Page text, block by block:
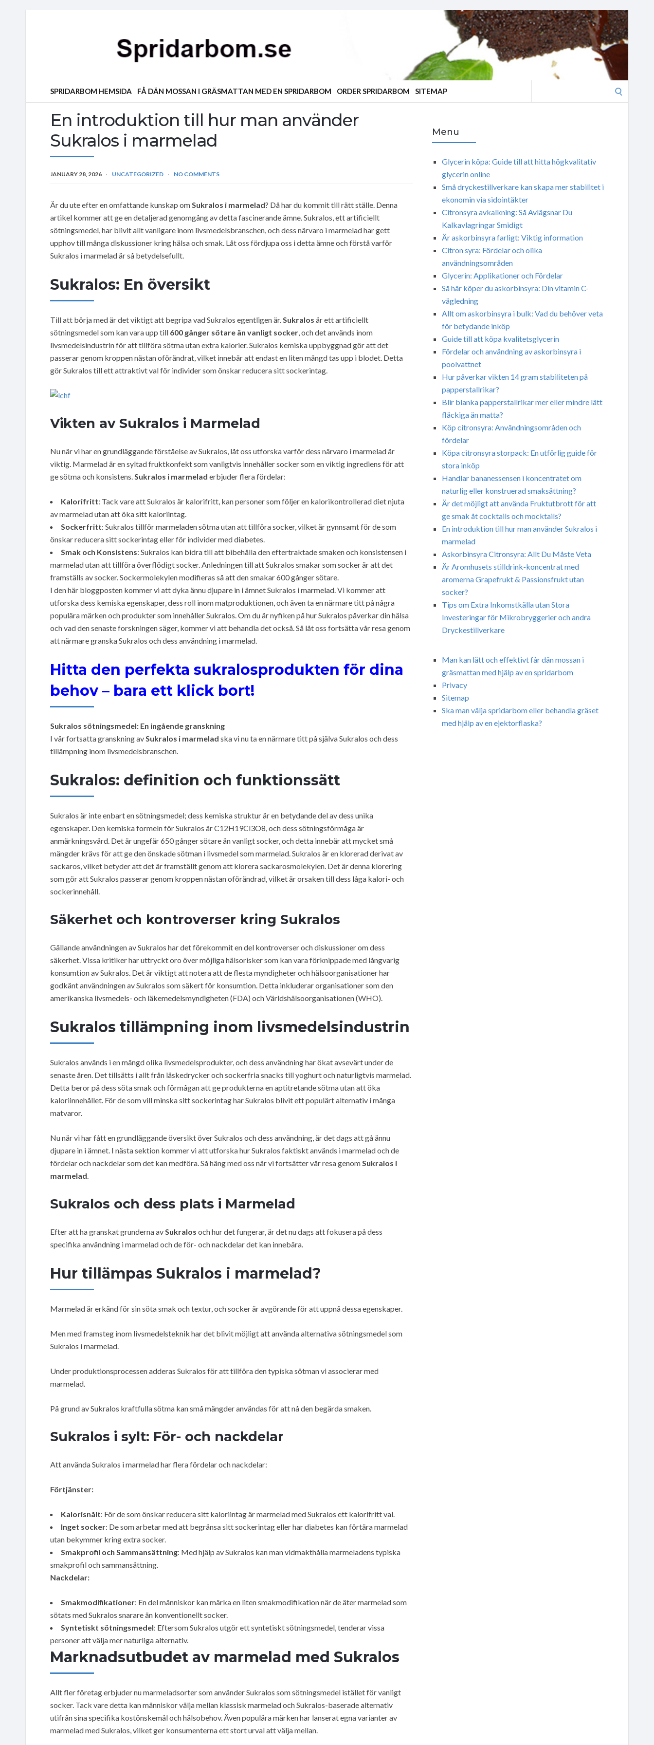
SPRIDARBOM HEMSIDA FÅ DÄN MOSSAN I GRÄSMATTAN MED EN SPRIDARBOM ORDER SPRIDARBOM SITEMAP
En introduktion till hur man använder
Sukralos i marmelad
JANUARY 28, 2026 UNCATEGORIZED NO COMMENTS
Är du ute efter en omfattande kunskap omSukralos i marmelad? Då har du kommit till rätt ställe. Denna
artikel kommer att ge en detaljerad genomgång av detta fascinerande ämne. Sukralos, ett artificiellt
sötningsmedel, har blivit allt vanligare inom livsmedelsbranschen, och dess närvaro i marmelad har gett
upphov till många diskussioner kring hälsa och smak. Låt oss fördjupa oss i detta ämne och förstå varför
Sukralos i marmelad är så betydelsefullt.
Sukralos: En översikt
Till att börja med är det viktigt att begripa vad Sukralos egentligen är.Sukralos är ett artificiellt
sötningsmedel som kan vara upp till 600 gånger sötare än vanligt socker, och det används inom
livsmedelsindustrin för att tillföra sötma utan extra kalorier. Sukralos kemiska uppbyggnad gör att det
passerar genom kroppen nästan oförändrat, vilket innebär att endast en liten mängd tas upp i blodet. Detta
gör Sukralos till ett attraktivt val för individer som önskar reducera sitt sockerintag.
Vikten av Sukralos i Marmelad
Nu när vi har en grundläggande förståelse av Sukralos, låt oss utforska varför dess närvaro i marmelad är
viktig. Marmelad är en syltad fruktkonfekt som vanligtvis innehåller socker som en viktig ingrediens för att
ge sötma och konsistens.Sukralos i marmelad erbjuder flera fördelar:
Kalorifritt: Tack vare att Sukralos är kalorifritt, kan personer som följer en kalorikontrollerad diet njuta
av marmelad utan att öka sitt kaloriintag.
Sockerfritt: Sukralos tillför marmeladen sötma utan att tillföra socker, vilket är gynnsamt för de som
önskar reducera sitt sockerintag eller för individer med diabetes.
Smak och Konsistens: Sukralos kan bidra till att bibehålla den eftertraktade smaken och konsistensen i
marmelad utan att tillföra överflödigt socker. Anledningen till att Sukralos smakar som socker är att det
framställs av socker. Sockermolekylen modifieras så att den smakar 600 gånger sötare.
I den här bloggposten kommer vi att dyka ännu djupare in i ämnet Sukralos i marmelad. Vi kommer att
utforska dess kemiska egenskaper, dess roll inom matproduktionen, och även ta en närmare titt på några
populära märken och produkter som innehåller Sukralos. Om du är nyfiken på hur Sukralos påverkar din hälsa
och vad den senaste forskningen säger, kommer vi att behandla det också. Så låt oss fortsätta vår resa genom
att närmare granska Sukralos och dess användning i marmelad.
Hitta den perfekta sukralosprodukten för dina
behov – bara ett klick bort!
Sukralos sötningsmedel: En ingående granskning
I vår fortsatta granskning avSukralos i marmelad ska vi nu ta en närmare titt på själva Sukralos och dess
tillämpning inom livsmedelsbranschen.
Sukralos: definition och funktionssätt
Sukralos är inte enbart en sötningsmedel; dess kemiska struktur är en betydande del av dess unika
egenskaper. Den kemiska formeln för Sukralos är C12H19Cl3O8, och dess sötningsförmåga är
anmärkningsvärd. Det är ungefär 650 gånger sötare än vanligt socker, och detta innebär att mycket små
mängder krävs för att ge den önskade sötman i livsmedel som marmelad. Sukralos är en klorerad derivat av
sackaros, vilket betyder att det är framställt genom att klorera sackarosmolekylen. Det är denna klorering
som gör att Sukralos passerar genom kroppen nästan oförändrad, vilket är orsaken till dess låga kalori- och
sockerinnehåll.
Säkerhet och kontroverser kring Sukralos
Gällande användningen av Sukralos har det förekommit en del kontroverser och diskussioner om dess
säkerhet. Vissa kritiker har uttryckt oro över möjliga hälsorisker som kan vara förknippade med långvarig
konsumtion av Sukralos. Det är viktigt att notera att de flesta myndigheter och hälsoorganisationer har
godkänt användningen av Sukralos som säkert för konsumtion. Detta inkluderar organisationer som den
amerikanska livsmedels- och läkemedelsmyndigheten (FDA) och Världshälsoorganisationen (WHO).
Sukralos tillämpning inom livsmedelsindustrin
Sukralos används i en mängd olika livsmedelsprodukter, och dess användning har ökat avsevärt under de
senaste åren. Det tillsätts i allt från läskedrycker och sockerfria snacks till yoghurt och naturligtvis marmelad.
Detta beror på dess söta smak och förmågan att ge produkterna en aptitretande sötma utan att öka
kaloriinnehållet. För de som vill minska sitt sockerintag har Sukralos blivit ett populärt alternativ i många
matvaror.
Nu när vi har fått en grundläggande översikt över Sukralos och dess användning, är det dags att gå ännu
djupare in i ämnet. I nästa sektion kommer vi att utforska hur Sukralos faktiskt används i marmelad och de
fördelar och nackdelar som det kan medföra. Så häng med oss när vi fortsätter vår resa genomSukralos i
marmelad.
Sukralos och dess plats i Marmelad
Efter att ha granskat grunderna avSukralos och hur det fungerar, är det nu dags att fokusera på dess
specifika användning i marmelad och de för- och nackdelar det kan innebära.
Hur tillämpas Sukralos i marmelad?
Marmelad är erkänd för sin söta smak och textur, och socker är avgörande för att uppnå dessa egenskaper.
Men med framsteg inom livsmedelsteknik har det blivit möjligt att använda alternativa sötningsmedel som
Sukralos i marmelad.
Under produktionsprocessen adderas Sukralos för att tillföra den typiska sötman vi associerar med
marmelad.
På grund av Sukralos kraftfulla sötma kan små mängder användas för att nå den begärda smaken.
Sukralos i sylt: För- och nackdelar
Att använda Sukralos i marmelad har flera fördelar och nackdelar:
Förtjänster:
Kalorisnålt: För de som önskar reducera sitt kaloriintag är marmelad med Sukralos ett kalorifritt val.
Inget socker: De som arbetar med att begränsa sitt sockerintag eller har diabetes kan förtära marmelad
utan bekymmer kring extra socker.
Smakprofil och Sammansättning: Med hjälp av Sukralos kan man vidmakthålla marmeladens typiska
smakprofil och sammansättning.
Nackdelar:
Smakmodifikationer: En del människor kan märka en liten smakmodifikation när de äter marmelad som
sötats med Sukralos snarare än konventionellt socker.
Syntetiskt sötningsmedel: Eftersom Sukralos utgör ett syntetiskt sötningsmedel, tenderar vissa
personer att välja mer naturliga alternativ.
Marknadsutbudet av marmelad med Sukralos
Allt fler företag erbjuder nu marmeladsorter som använder Sukralos som sötningsmedel istället för vanligt
socker. Tack vare detta kan människor välja mellan klassisk marmelad och Sukralos-baserade alternativ
utifrån sina specifika kostönskemål och hälsobehov. Även populära märken har lanserat egna varianter av
marmelad med Sukralos, vilket ger konsumenterna ett stort urval att välja mellan.
Menu
Glycerin köpa: Guide till att hitta högkvalitativ
glycerin online
Små dryckestillverkare kan skapa mer stabilitet i
ekonomin via sidointäkter
Citronsyra avkalkning: Så Avlägsnar Du
Kalkavlagringar Smidigt
Är askorbinsyra farligt: Viktig information
Citron syra: Fördelar och olika
användningsområden
Glycerin: Applikationer och Fördelar
Så här köper du askorbinsyra: Din vitamin C-
vägledning
Allt om askorbinsyra i bulk: Vad du behöver veta
för betydande inköp
Guide till att köpa kvalitetsglycerin
Fördelar och användning av askorbinsyra i
poolvattnet
Hur påverkar vikten 14 gram stabiliteten på
papperstallrikar?
Blir blanka papperstallrikar mer eller mindre lätt
fläckiga än matta?
Köp citronsyra: Användningsområden och
fördelar
Köpa citronsyra storpack: En utförlig guide för
stora inköp
Handlar bananessensen i koncentratet om
naturlig eller konstruerad smaksättning?
Är det möjligt att använda Fruktutbrott för att
ge smak åt cocktails och mocktails?
En introduktion till hur man använder Sukralos i
marmelad
Askorbinsyra Citronsyra: Allt Du Måste Veta
Är Aromhusets stilldrink-koncentrat med
aromerna Grapefrukt & Passionsfrukt utan
socker?
Tips om Extra Inkomstkälla utan Stora
Investeringar för Mikrobryggerier och andra
Dryckestillverkare
Man kan lätt och effektivt får dän mossan i
gräsmattan med hjälp av en spridarbom
Privacy
Sitemap
Ska man välja spridarbom eller behandla gräset
med hjälp av en ejektorflaska?